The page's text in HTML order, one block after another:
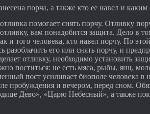
порча, а также кто ее навел и каким
помогает снять порчу. Отливку
вам понадобится защита. Дело в
и того человека, кто навел порчу. По
разоблачить его или снять порчу, и
отливку, необходимо установить
поститься: не есть мяса, рыбы, яиц,
пост усиливает биополе человека в
пробуждения и вечером, перед сном.
Дево», «Царю Небесный», а также